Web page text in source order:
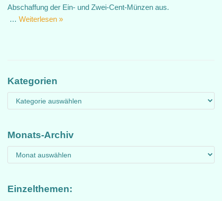
Abschaffung der Ein- und Zwei-Cent-Münzen aus.
… Weiterlesen »
Kategorien
Monats-Archiv
Einzelthemen: